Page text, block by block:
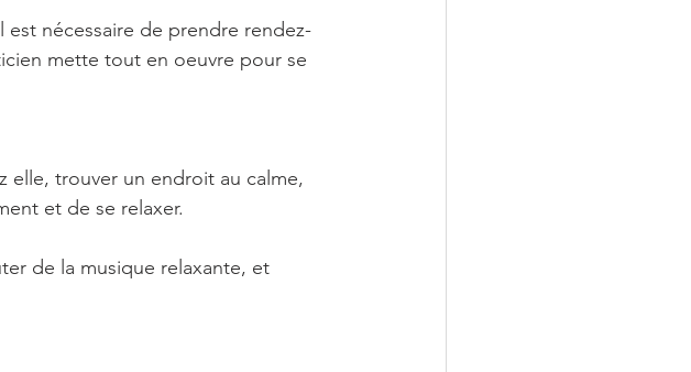
est nécessaire de prendre rendez-
mette tout en oeuvre pour se
elle, trouver un endroit au calme,
et de se relaxer.
de la musique relaxante, et